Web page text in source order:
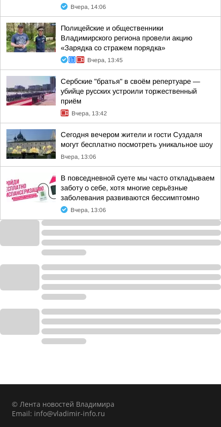
Вчера, 14:06
Полицейские и общественники
Владимирского региона провели акцию
«Зарядка со стражем порядка»
Вчера, 13:45
Сербские "братья" в своём репертуаре —
убийце русских устроили торжественный
приём
Вчера, 13:42
Сегодня вечером жители и гости Суздаля
могут бесплатно посмотреть уникальное шоу
Вчера, 13:06
В повседневной суете мы часто откладываем
заботу о себе, хотя многие серьёзные
заболевания развиваются бессимптомно
Вчера, 13:06
© Лента новостей Владимира
Email: info@vladimir-info.ru